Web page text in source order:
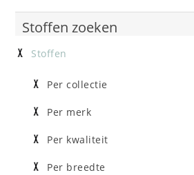
Stoffen zoeken
Stoffen
Per collectie
Per merk
Per kwaliteit
Per breedte